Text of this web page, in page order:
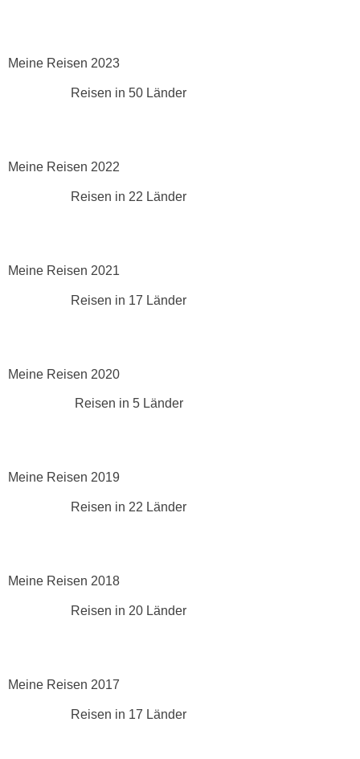
Meine Reisen 2023
Reisen in 50 Länder
Meine Reisen 2022
Reisen in 22 Länder
Meine Reisen 2021
Reisen in 17 Länder
Meine Reisen 2020
Reisen in 5 Länder
Meine Reisen 2019
Reisen in 22 Länder
Meine Reisen 2018
Reisen in 20 Länder
Meine Reisen 2017
Reisen in 17 Länder